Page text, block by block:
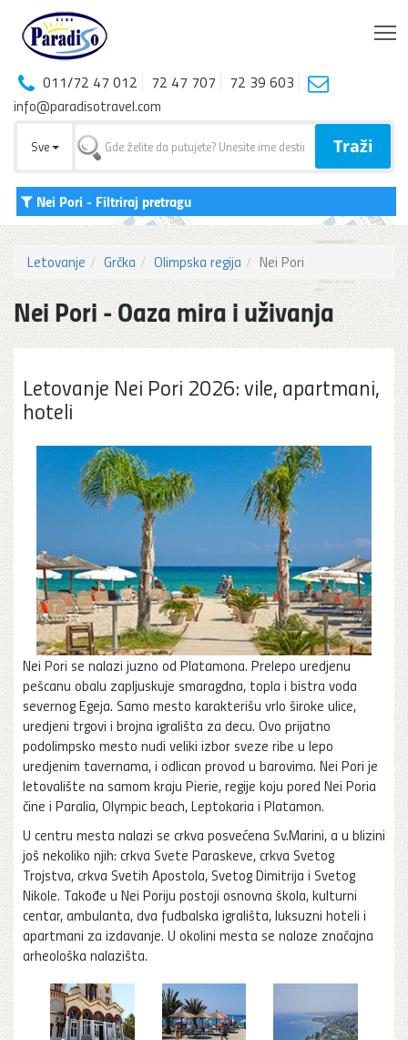
011/72 47 012 72 47 707
72 39 603
info@paradisotravel.com
Sve Traži
Nei Pori - Filtriraj pretragu
Letovanje Grčka Olimpska regija Nei Pori
Nei Pori - Oaza mira i uživanja
Letovanje Nei Pori 2026: vile, apartmani,
hoteli
Nei Pori se nalazi juzno od Platamona. Prelepo uredjenu
pešcanu obalu zapljuskuje smaragdna, topla i bistra voda
severnog Egeja. Samo mesto karakterišu vrlo široke ulice,
uredjeni trgovi i brojna igrališta za decu. Ovo prijatno
podolimpsko mesto nudi veliki izbor sveze ribe u lepo
uredjenim tavernama, i odlican provod u barovima. Nei Pori je
letovalište na samom kraju Pierie, regije koju pored Nei Poria
čine i Paralia, Olympic beach, Leptokaria i Platamon.
U centru mesta nalazi se crkva posvećena Sv.Marini, a u blizini
još nekoliko njih: crkva Svete Paraskeve, crkva Svetog
Trojstva, crkva Svetih Apostola, Svetog Dimitrija i Svetog
Nikole. Takođe u Nei Poriju postoji osnovna škola, kulturni
centar, ambulanta, dva fudbalska igrališta, luksuzni hoteli i
apartmani za izdavanje. U okolini mesta se nalaze značajna
arheološka nalazišta.